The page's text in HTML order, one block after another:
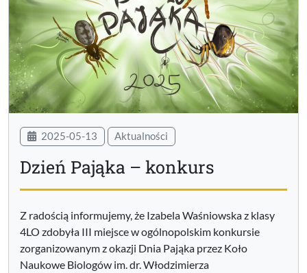
2025-05-13 Aktualności
Dzień Pająka – konkurs
Z radością informujemy, że Izabela Waśniowska z klasy
4LO zdobyła III miejsce w ogólnopolskim konkursie
zorganizowanym z okazji Dnia Pająka przez Koło
Naukowe Biologów im. dr. Włodzimierza